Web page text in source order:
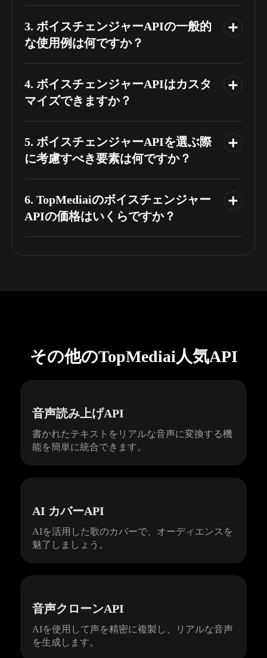
3. ボイスチェンジャーAPIの一般的
な使用例は何ですか？
4. ボイスチェンジャーAPIはカスタ
マイズできますか？
5. ボイスチェンジャーAPIを選ぶ際
に考慮すべき要素は何ですか？
6. TopMediaiのボイスチェンジャー
APIの価格はいくらですか？
その他のTopMediai人気API
音声読み上げAPI
書かれたテキストをリアルな音声に変換する機
能を簡単に統合できます。
AI カバーAPI
AIを活用した歌のカバーで、オーディエンスを
魅了しましょう。
音声クローンAPI
AIを使用して声を精密に複製し、リアルな音声
を生成します。